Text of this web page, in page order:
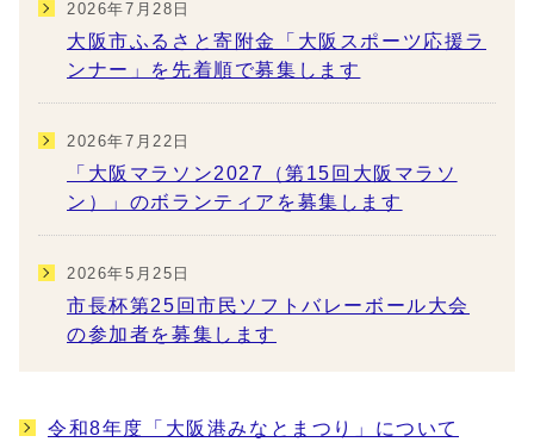
2026年7月28日
大阪市ふるさと寄附金「大阪スポーツ応援ラ
ンナー」を先着順で募集します
2026年7月22日
「大阪マラソン2027（第15回大阪マラソ
ン）」のボランティアを募集します
2026年5月25日
市長杯第25回市民ソフトバレーボール大会
の参加者を募集します
令和8年度「大阪港みなとまつり」について